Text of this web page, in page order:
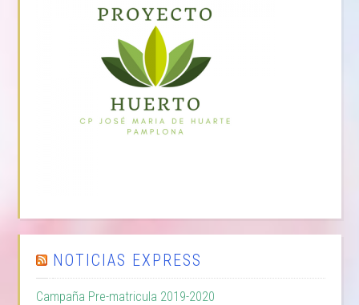
NOTICIAS EXPRESS
Campaña Pre-matricula 2019-2020